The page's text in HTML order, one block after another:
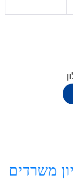
משרדים